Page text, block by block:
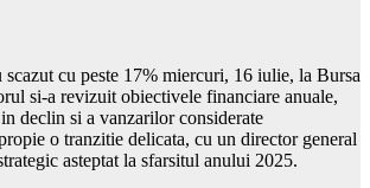
cu peste 17% miercuri, 16 iulie, la Bursa
si-a revizuit obiectivele financiare anuale,
declin si a vanzarilor considerate
o tranzitie delicata, cu un director general
asteptat la sfarsitul anului 2025.